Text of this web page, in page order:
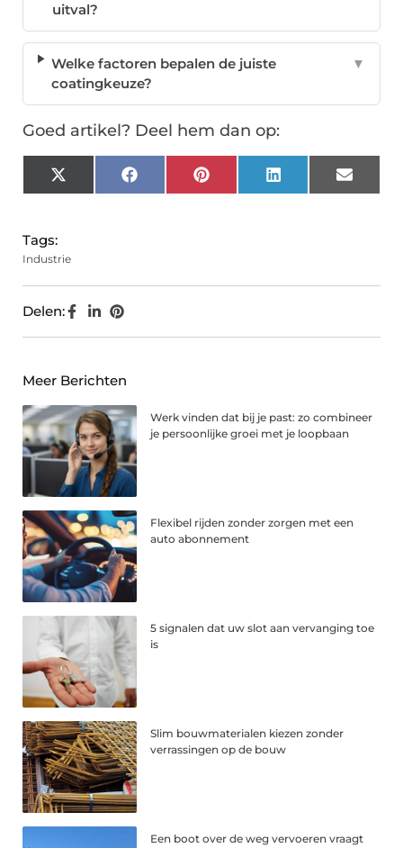
uitval?
Welke factoren bepalen de juiste
coatingkeuze?
▼
Goed artikel? Deel hem dan op:
X
(Twitter)
FacebookPinterest LinkedIn Email
Tags:
Industrie
Delen:
Meer Berichten
Werk vinden dat bij je past: zo combineer
je persoonlijke groei met je loopbaan
Flexibel rijden zonder zorgen met een
auto abonnement
5 signalen dat uw slot aan vervanging toe
is
Slim bouwmaterialen kiezen zonder
verrassingen op de bouw
Een boot over de weg vervoeren vraagt